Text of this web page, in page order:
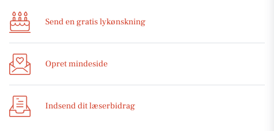
Send en gratis lykønskning
Opret mindeside
Indsend dit læserbidrag